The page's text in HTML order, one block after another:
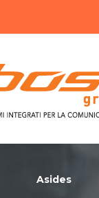
Asides